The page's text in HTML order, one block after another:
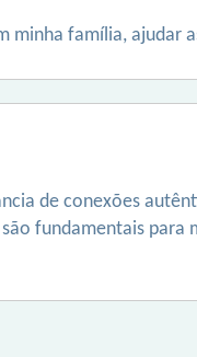
minha família, ajudar
de conexões
fundamentais para